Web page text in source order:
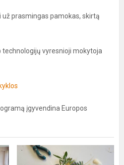
už prasmingas pamokas, skirtą
technologijų vyresnioji mokytoja
įgyvendina Europos